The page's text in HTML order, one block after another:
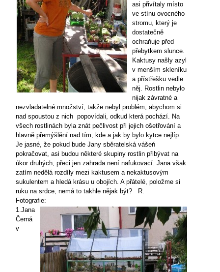
asi přivítaly místo
ve stínu ovocného
stromu, který je
dostatečně
ochraňuje před
přebytkem slunce.
Kaktusy našly azyl
v menším skleníku
a přístřešku vedle
něj. Rostlin nebylo
nijak závratné a
nezvladatelné množství, takže nebyl problém, abychom si
nad spoustou z nich popovídali, odkud která pochází. Na
všech rostlinách byla znát pečlivost při jejich ošetřování a
hlavně přemýšlění nad tím, kde a jak by bylo kytce nejlíp.
Je jasné, že pokud bude Jany sběratelská vášeń
pokračovat, asi budou některé skupiny rostlin přibývat na
úkor druhých, přeci jen zahrada není nafukovací. Jana však
zatím nedělá rozdíly mezi kaktusem a nekaktusovým
sukulentem a hledá krásu u obojích. A přátelé, položme si
ruku na srdce, nemá to takhle nějak být?
R.
Fotografie:
1.Jana
Černá
v